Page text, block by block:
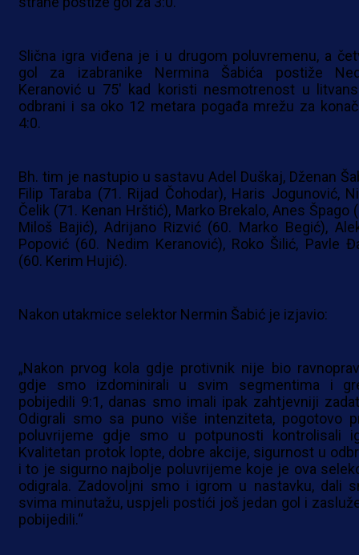
Slična igra viđena je i u drugom poluvremenu, a
gol za izabranike Nermina Šabića postiže
Keranović u 75' kad koristi nesmotrenost u
odbrani i sa oko 12 metara pogađa mrežu za
4:0.
Bh. tim je nastupio u sastavu Adel Duškaj, Dženan
Filip Taraba (71. Rijad Čohodar), Haris Jogunović,
Čelik (71. Kenan Hrštić), Marko Brekalo, Anes Špago
Miloš Bajić), Adrijano Rizvić (60. Marko Begić),
Popović (60. Nedim Keranović), Roko Šilić, Pavle
(60. Kerim Hujić).
Nakon utakmice selektor Nermin Šabić je izjavio:
„Nakon prvog kola gdje protivnik nije bio
gdje smo izdominirali u svim segmentima i
pobijedili 9:1, danas smo imali ipak zahtjevniji
Odigrali smo sa puno više intenziteta, pogotovo
poluvrijeme gdje smo u potpunosti kontrolisali
Kvalitetan protok lopte, dobre akcije, sigurnost u
i to je sigurno najbolje poluvrijeme koje je ova
odigrala. Zadovoljni smo i igrom u nastavku, dali
svima minutažu, uspjeli postići još jedan gol i
pobijedili.“